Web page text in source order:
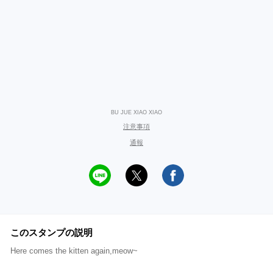
BU JUE XIAO XIAO
注意事項
通報
このスタンプの説明
Here comes the kitten again,meow~